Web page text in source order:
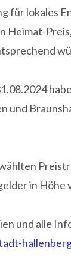
für lokales
Heimat-
und
in Höhe
und alle